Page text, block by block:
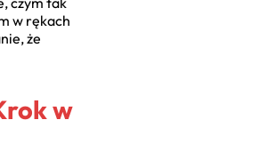
w rękach
że
w